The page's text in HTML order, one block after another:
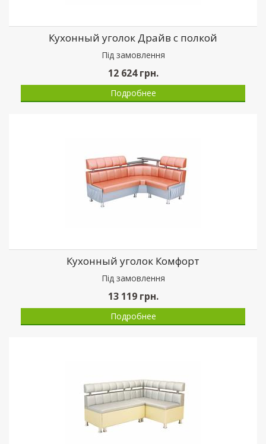
Кухонный уголок Драйв с полкой
Пiд замовлення
12 624грн.
Подробнее
Кухонный уголок Комфорт
Пiд замовлення
13 119грн.
Подробнее